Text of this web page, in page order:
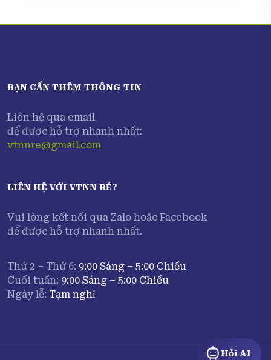
BẠN CẦN THÊM THÔNG TIN
Liên hệ qua email
để được hỗ trợ nhanh nhất:
vtnnre@gmail.com
LIÊN HỆ VỚI VTNN RẺ?
Vui lòng kết nối qua Zalo hoặc Facebook
để được hỗ trợ nhanh nhất.
Thứ 2 – Thứ 6: 9:00 Sáng – 5:00 Chiều
Cuối tuần: 9:00 Sáng – 5:00 Chiều
Ngày lễ: Tạm nghỉ
Hỏi AI